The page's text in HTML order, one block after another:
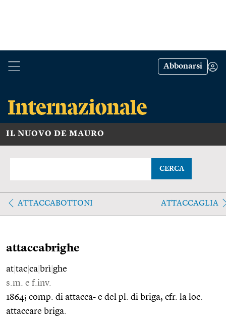
Abbonarsi
IL NUOVO DE MAURO
CERCA
ATTACCABOTTONI ATTACCAGLIA
attaccabrighe
at tac ca brì ghe
s.m. e f.inv.
1864; comp. di attacca- e del pl. di briga, cfr. la loc.
attaccare briga.